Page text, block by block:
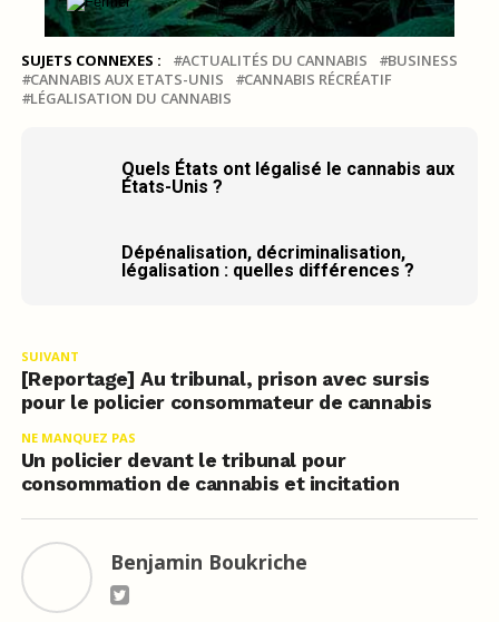
SUJETS CONNEXES : ACTUALITÉS DU CANNABIS
BUSINESS
CANNABIS AUX ETATS-UNIS
CANNABIS RÉCRÉATIF
LÉGALISATION DU CANNABIS
Quels États ont légalisé le cannabis aux
États-Unis ?
Dépénalisation, décriminalisation,
légalisation : quelles différences ?
SUIVANT
[Reportage] Au tribunal, prison avec sursis
pour le policier consommateur de cannabis
NE MANQUEZ PAS
Un policier devant le tribunal pour
consommation de cannabis et incitation
Benjamin Boukriche